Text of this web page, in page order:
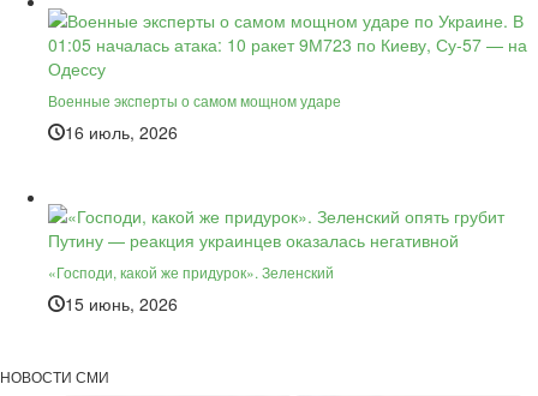
Военные эксперты о самом мощном ударе
16 июль, 2026
«Господи, какой же придурок». Зеленский
15 июнь, 2026
НОВОСТИ СМИ